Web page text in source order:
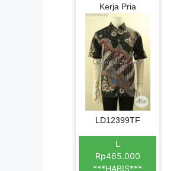
Kerja Pria
LD12399TF
L
Rp465.000
***HABIS***